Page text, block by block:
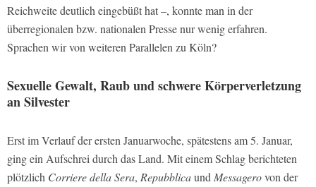
Reichweite deutlich eingebüßt hat –, konnte man in der
überregionalen bzw. nationalen Presse nur wenig erfahren.
Sprachen wir von weiteren Parallelen zu Köln?
Sexuelle Gewalt, Raub und schwere Körperverletzung
an Silvester
Erst im Verlauf der ersten Januarwoche, spätestens am 5. Januar,
ging ein Aufschrei durch das Land. Mit einem Schlag berichteten
plötzlich Corriere della Sera, Repubblicaund Messagerovon der